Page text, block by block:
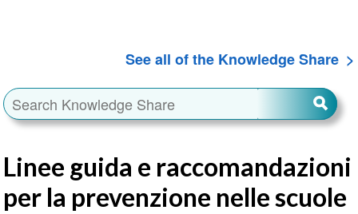
See all of the Knowledge Share
Linee guida e raccomandazioni
per la prevenzione nelle scuole